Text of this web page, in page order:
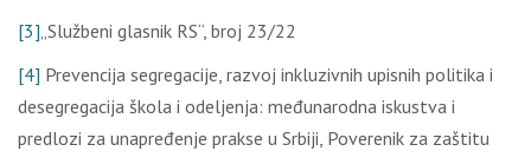
[3]„Službeni glasnik RS“, broj 23/22
[4] Prevencija segregacije, razvoj inkluzivnih upisnih politika i
desegregacija škola i odeljenja: međunarodna iskustva i
predlozi za unapređenje prakse u Srbiji, Poverenik za zaštitu